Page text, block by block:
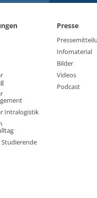
Intralogistik
Presse
Infomaterial
Bilder
Videos
Podcast